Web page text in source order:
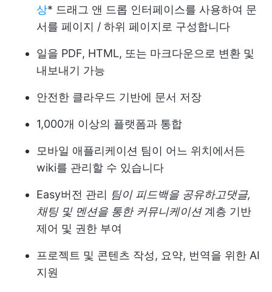
상* 드래그 앤 드롭 인터페이스를 사용하여 문
서를 페이지 / 하위 페이지로 구성합니다
일을 PDF, HTML, 또는 마크다운으로 변환 및
내보내기 가능
안전한 클라우드 기반에 문서 저장
1,000개 이상의 플랫폼과 통합
모바일 애플리케이션 팀이 어느 위치에서든
wiki를 관리할 수 있습니다
Easy버전 관리 팀이 피드백을 공유하고댓글,
채팅 및 멘션을 통한 커뮤니케이션계층 기반
제어 및 권한 부여
프로젝트 및 콘텐츠 작성, 요약, 번역을 위한 AI
지원